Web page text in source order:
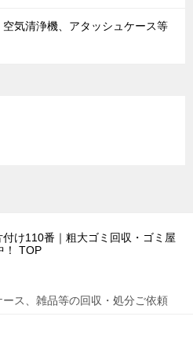
気清浄機、アタッシュケース等
付け110番｜粗大ゴミ回収・ゴミ屋
TOP
ース、雑品等の回収・処分ご依頼